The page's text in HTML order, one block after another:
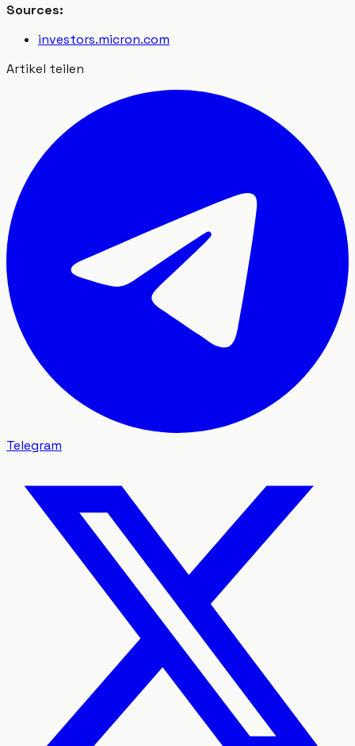
Sources:
investors.micron.com
Artikel teilen
Telegram